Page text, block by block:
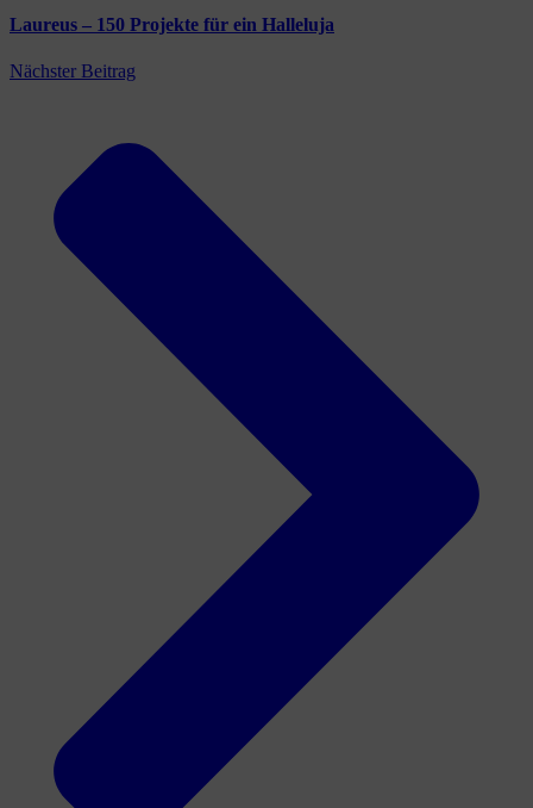
Laureus – 150 Projekte für ein Halleluja
Nächster Beitrag